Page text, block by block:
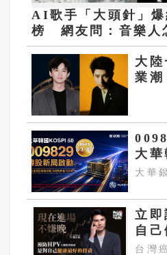
AI歌手「大頭針」
榜 網友問：音樂人
大陸
業潮
大
今
大華
立
自
資，
台灣